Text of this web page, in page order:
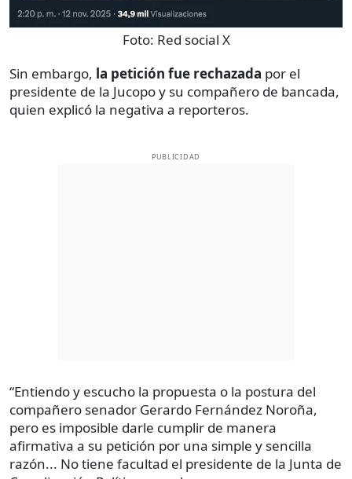
Foto: Red social X
Sin embargo, la petición fue rechazada por el
presidente de la Jucopo y su compañero de bancada,
quien explicó la negativa a reporteros.
PUBLICIDAD
“Entiendo y escucho la propuesta o la postura del
compañero senador Gerardo Fernández Noroña,
pero es imposible darle cumplir de manera
afirmativa a su petición por una simple y sencilla
razón... No tiene facultad el presidente de la Junta de